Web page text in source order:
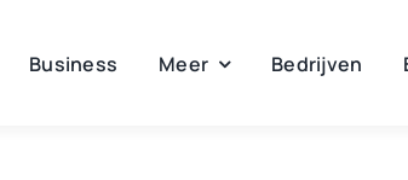
Business Meer Bedrijven